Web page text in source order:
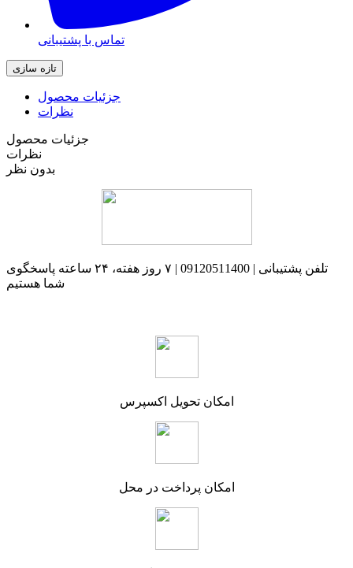
تماس با پشتیبانی
جزئیات محصول
نظرات
جزئیات محصول
نظرات
بدون نظر
تلفن پشتیبانی | 09120511400 | ۷ روز هفته، ۲۴ ساعته پاسخگوی
شما هستیم
امکان تحویل اکسپرس
امکان پرداخت در محل